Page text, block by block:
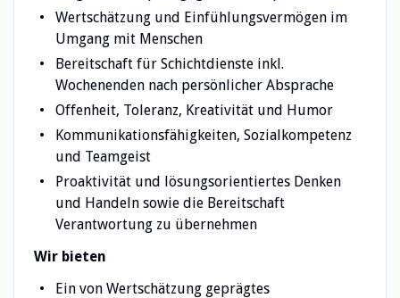
Wertschätzung und Einfühlungsvermögen im
Umgang mit Menschen
Bereitschaft für Schichtdienste inkl.
Wochenenden nach persönlicher Absprache
Offenheit, Toleranz, Kreativität und Humor
Kommunikationsfähigkeiten, Sozialkompetenz
und Teamgeist
Proaktivität und lösungsorientiertes Denken
und Handeln sowie die Bereitschaft
Verantwortung zu übernehmen
Wir bieten
Ein von Wertschätzung geprägtes